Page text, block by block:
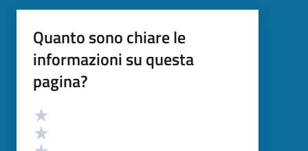
Quanto sono chiare le
informazioni su questa
pagina?
Valutazione